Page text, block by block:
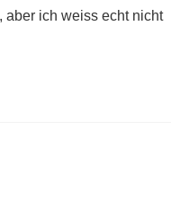
aber ich weiss echt nicht